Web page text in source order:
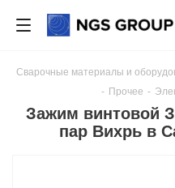
Сварочные материалы и
- Прочее -
Зажим винтовой
пар Вихрь в